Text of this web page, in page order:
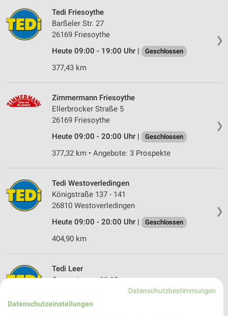
❯
Tedi Friesoythe
Barßeler Str. 27
26169 Friesoythe
Heute 09:00 - 19:00 Uhr |
Geschlossen
377,43 km
❯
Zimmermann Friesoythe
Ellerbrocker Straße 5
26169 Friesoythe
Heute 09:00 - 20:00 Uhr |
Geschlossen
377,32 km • Angebote: 3 Prospekte
❯
Tedi Westoverledingen
Königstraße 137 - 141
26810 Westoverledingen
Heute 09:00 - 20:00 Uhr |
Geschlossen
404,90 km
Tedi Leer
Georgstrasse 11-19
Heute 09:00 - 20:00 Uhr |
Datenschutzbestimmungen
Datenschutzeinstellungen